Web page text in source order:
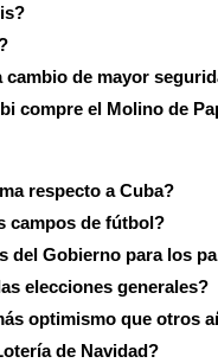
de mayor
compre el Molino de
respecto a Cuba?
campos de fútbol?
del Gobierno para los
elecciones generales?
optimismo que otros
de Navidad?